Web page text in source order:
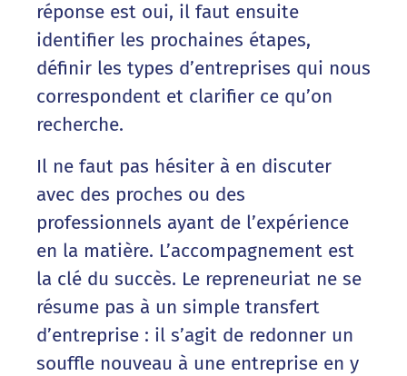
réponse est oui, il faut ensuite
identifier les prochaines étapes,
définir les types d’entreprises qui nous
correspondent et clarifier ce qu’on
recherche.
Il ne faut pas hésiter à en discuter
avec des proches ou des
professionnels ayant de l’expérience
en la matière. L’accompagnement est
la clé du succès. Le repreneuriat ne se
résume pas à un simple transfert
d’entreprise : il s’agit de redonner un
souffle nouveau à une entreprise en y